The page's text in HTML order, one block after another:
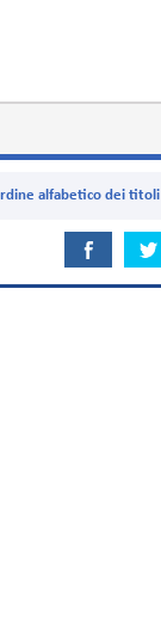
alfabetico dei titoli